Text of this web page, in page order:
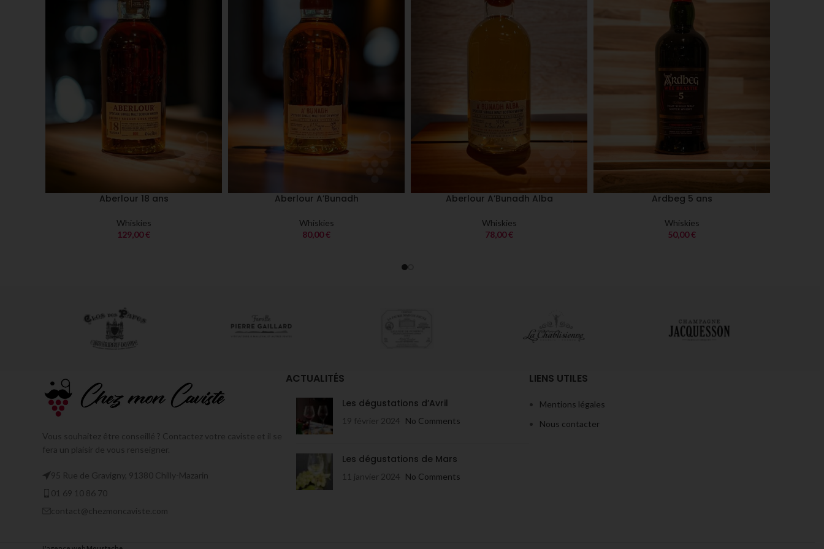
Aberlour 18 ans
Whiskies
129,00€
Aberlour A’Bunadh
Whiskies
80,00€
Aberlour A’Bunadh Alba
Whiskies
78,00€
Ardbeg 5 ans
Whiskies
50,00€
Vous souhaitez être conseillé ? Contactez votre caviste et il se
fera un plaisir de vous renseigner.
95 Rue de Gravigny, 91380 Chilly-Mazarin
01 69 10 86 70
contact@chezmoncaviste.com
ACTUALITÉS
Les dégustations d’Avril
19 février 2024 No Comments
Les dégustations de Mars
11 janvier 2024 No Comments
LIENS UTILES
Mentions légales
Nous contacter